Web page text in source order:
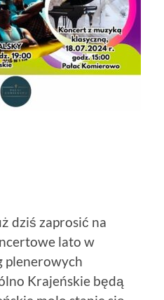
dziś zaprosić na
lato w
plenerowych
Krajeńskie będą